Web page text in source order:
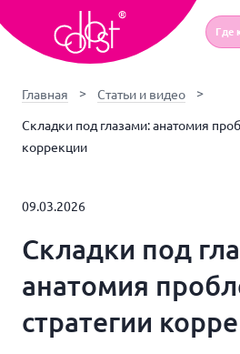
Где
Главная Статьи и видео
Складки под глазами: анатомия
коррекции
09.03.2026
Складки под
анатомия
стратегии